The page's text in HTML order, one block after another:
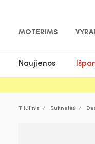
MOTERIMS
Naujienos
Titulinis Suknelės